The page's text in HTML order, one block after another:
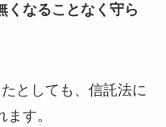
くなることなく守ら
としても、信託法に
す。